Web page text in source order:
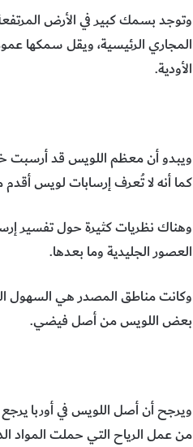
وتوجد بسمك كبير في الأرض
المجاري الرئيسية، ويقل سمكها
الأودية.
ويبدو أن معظم اللويس قد أرسبت
كما أنه لا تُعرف إرسابات لويس
وهناك نظريات كثيرة حول تفسير
العصور الجليدية وما بعدها.
وكانت مناطق المصدر هي السهول
بعض اللويس من أصل فيضي.
ويرجح أن أصل اللويس في أوربا
من عمل الرياح التي حملت المواد